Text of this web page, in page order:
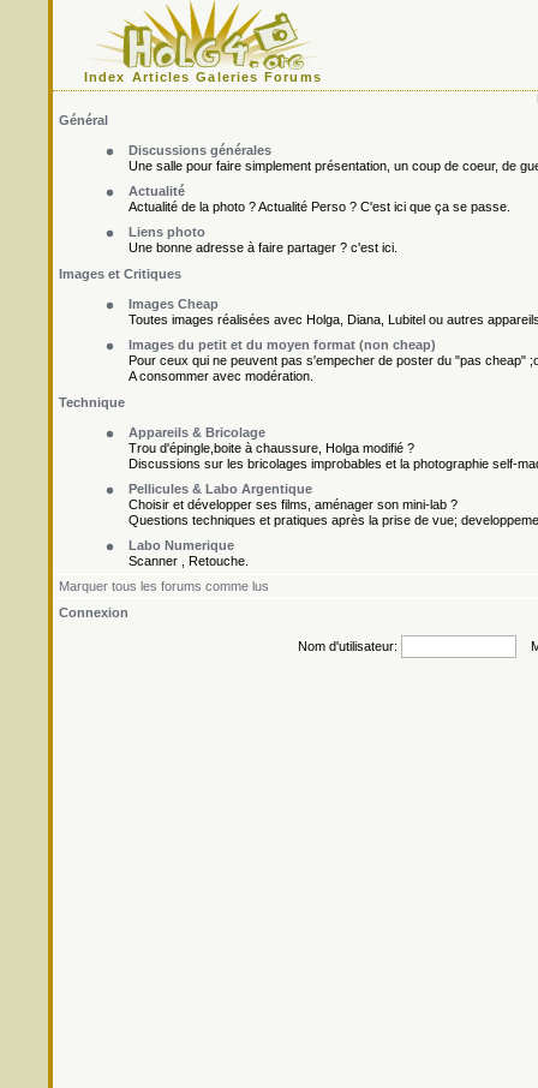
Index Articles Galeries Forums
Général
Discussions générales
Une salle pour faire simplement présentation, un coup de coeur, de
Actualité
Actualité de la photo ? Actualité Perso ? C'est ici que ça se passe.
Liens photo
Une bonne adresse à faire partager ? c'est ici.
Images et Critiques
Images Cheap
Toutes images réalisées avec Holga, Diana, Lubitel ou autres
Images du petit et du moyen format (non cheap)
Pour ceux qui ne peuvent pas s'empecher de poster du "pas cheap"
A consommer avec modération.
Technique
Appareils & Bricolage
Trou d'épingle,boite à chaussure, Holga modifié ?
Discussions sur les bricolages improbables et la photographie self-
Pellicules & Labo Argentique
Choisir et développer ses films, aménager son mini-lab ?
Questions techniques et pratiques après la prise de vue;
Labo Numerique
Scanner , Retouche.
Marquer tous les forums comme lus
Connexion
Nom d'utilisateur: